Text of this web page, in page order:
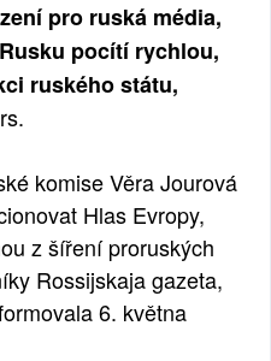
pro ruská média,
pocítí rychlou,
ruského státu,
komise Věra Jourová
Hlas Evropy,
z šíření proruských
Rossijskaja gazeta,
6. května